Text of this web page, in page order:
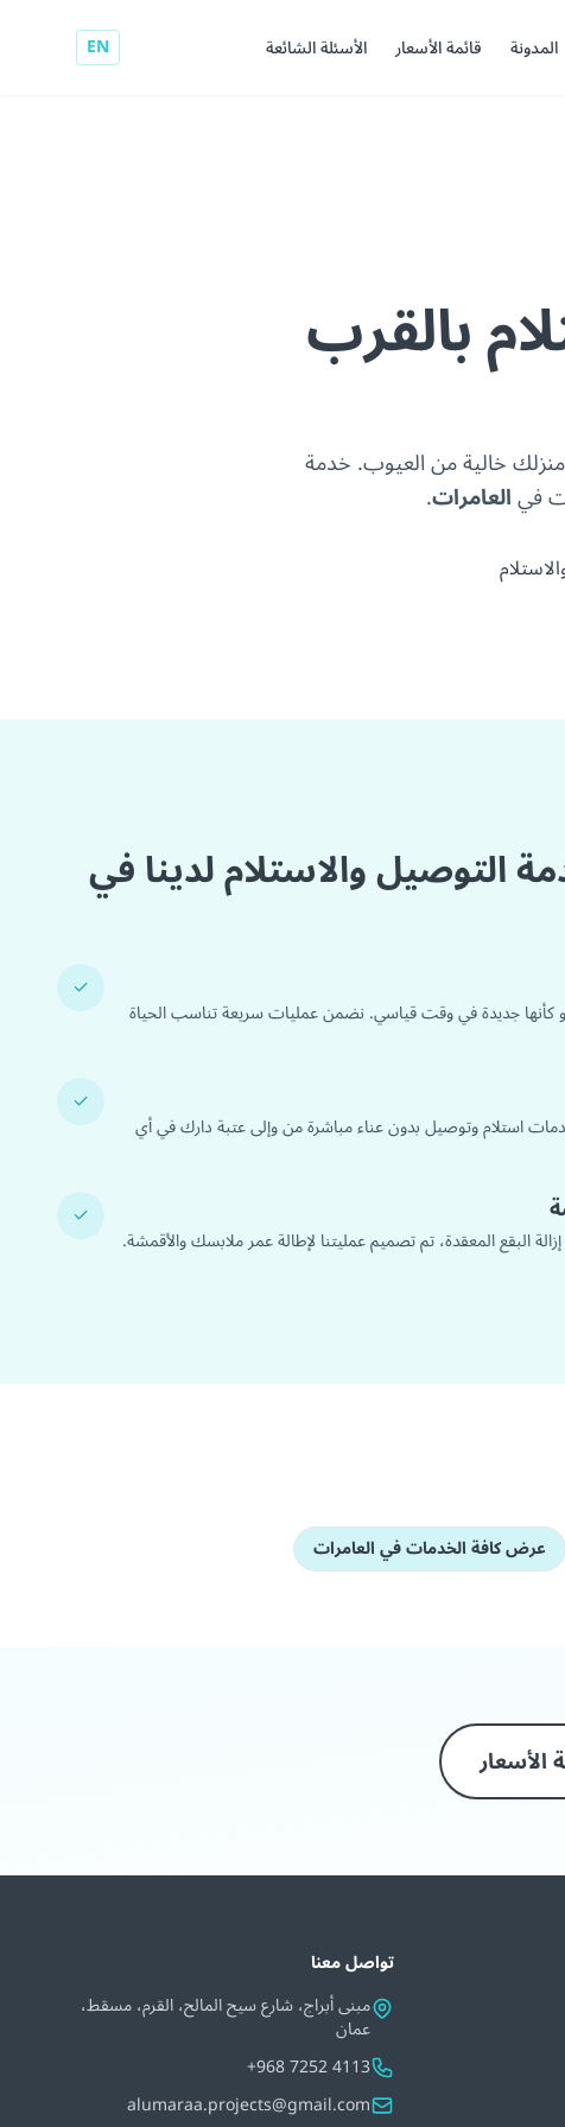
المدونة قائمة الأسعار الأسئلة الشائعة EN
بالقرب
خالية من العيوب. خدمة
فيالعامرات.
التوصيل والاستلام لدينا في
✓
جديدة في وقت قياسي. نضمن عمليات سريعة تناسب الحياة
✓
استلام وتوصيل بدون عناء مباشرة من وإلى عتبة دارك في أي
✓
البقع المعقدة، تم تصميم عمليتنا لإطالة عمر ملابسك والأقمشة.
عرض كافة الخدمات في العامرات
تواصل معنا
مبنى أبراج، شارع سيح المالح، القرم، مسقط،
عمان
+968 7252 4113
alumaraa.projects@gmail.com